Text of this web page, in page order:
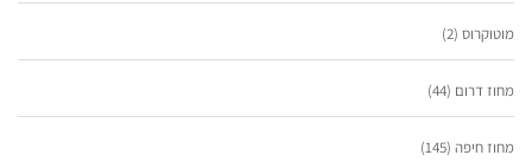
מוטוקרוס (2)
מחוז דרום (44)
מחוז חיפה (145)